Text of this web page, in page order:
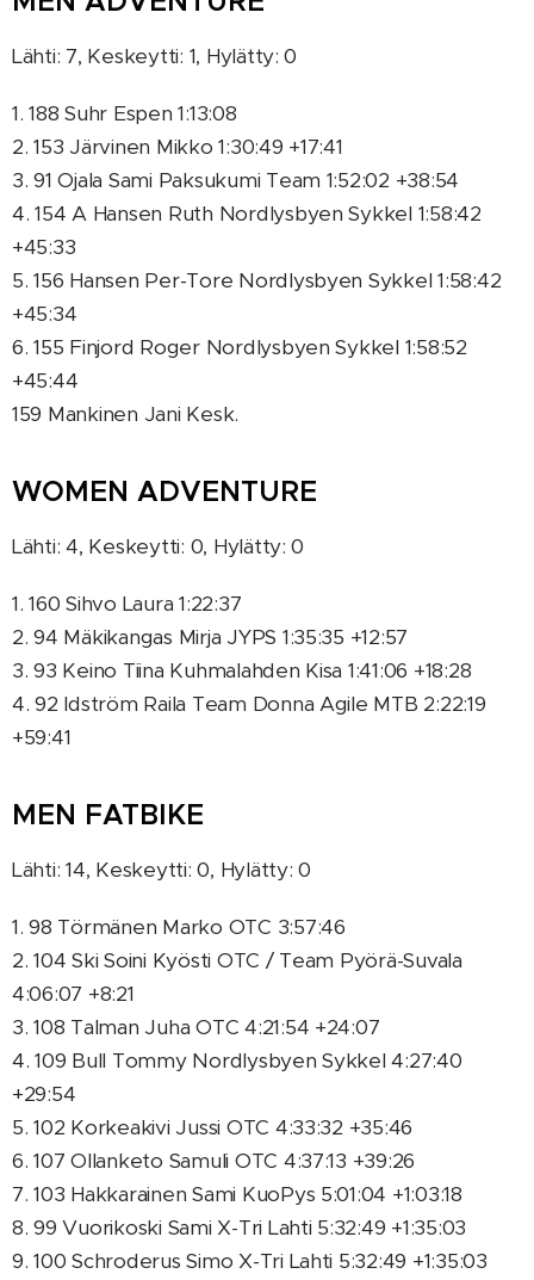
Lähti: 7, Keskeytti: 1, Hylätty: 0
1. 188 Suhr Espen 1:13:08
2. 153 Järvinen Mikko 1:30:49 +17:41
3. 91 Ojala Sami Paksukumi Team 1:52:02 +38:54
4. 154 A Hansen Ruth Nordlysbyen Sykkel 1:58:42
+45:33
5. 156 Hansen Per-Tore Nordlysbyen Sykkel 1:58:42
+45:34
6. 155 Finjord Roger Nordlysbyen Sykkel 1:58:52
+45:44
159 Mankinen Jani Kesk.
WOMEN ADVENTURE
Lähti: 4, Keskeytti: 0, Hylätty: 0
1. 160 Sihvo Laura 1:22:37
2. 94 Mäkikangas Mirja JYPS 1:35:35 +12:57
3. 93 Keino Tiina Kuhmalahden Kisa 1:41:06 +18:28
4. 92 Idström Raila Team Donna Agile MTB 2:22:19
+59:41
MEN FATBIKE
Lähti: 14, Keskeytti: 0, Hylätty: 0
1. 98 Törmänen Marko OTC 3:57:46
2. 104 Ski Soini Kyösti OTC / Team Pyörä-Suvala
4:06:07 +8:21
3. 108 Talman Juha OTC 4:21:54 +24:07
4. 109 Bull Tommy Nordlysbyen Sykkel 4:27:40
+29:54
5. 102 Korkeakivi Jussi OTC 4:33:32 +35:46
6. 107 Ollanketo Samuli OTC 4:37:13 +39:26
7. 103 Hakkarainen Sami KuoPys 5:01:04 +1:03:18
8. 99 Vuorikoski Sami X-Tri Lahti 5:32:49 +1:35:03
9. 100 Schroderus Simo X-Tri Lahti 5:32:49 +1:35:03